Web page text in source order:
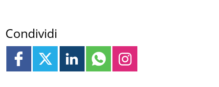
Condividi